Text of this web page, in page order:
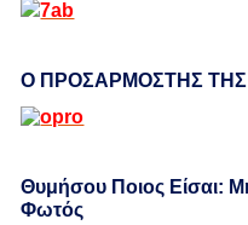
Ο ΠΡΟΣΑΡΜΟΣΤΗΣ
Θυμήσου Ποιος Είσαι:
Φωτός